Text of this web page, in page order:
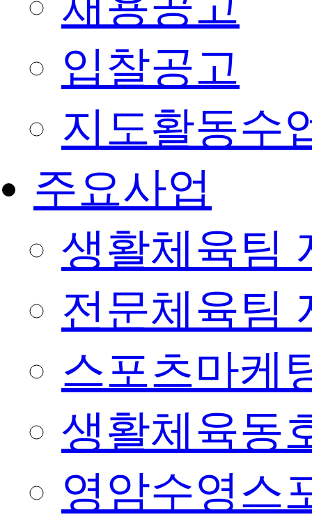
입찰공고
지도활동수
주요사업
생활체육팀
전문체육팀
스포츠마케
생활체육동
영암수영스